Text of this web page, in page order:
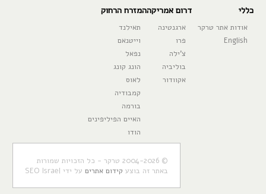
כללי
אודות אתר טרקר
English
דרום אמריקה
ארגנטינה
פרו
צ'ילה
בוליביה
אקוודור
המזרח הרחוק
תאילנד
וייטנאם
נפאל
הונג קונג
לאוס
קמבודיה
בורמה
האיים הפיליפינים
הודו
© 2004-2026 טרקר - כל הזכויות שמורות
באתר זה בוצע קידום אתריםעל ידי SEO Israel